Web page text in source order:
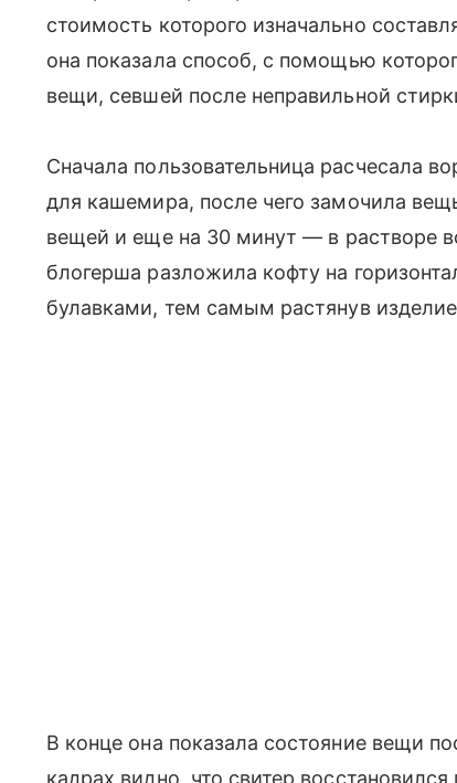
стоимость которого изначально
она показала способ, с помощью
вещи, севшей после неправильной
Сначала пользовательница расчесала
для кашемира, после чего замочила
вещей и еще на 30 минут — в растворе
блогерша разложила кофту на
булавками, тем самым растянув
В конце она показала состояние вещи
кадрах видно, что свитер